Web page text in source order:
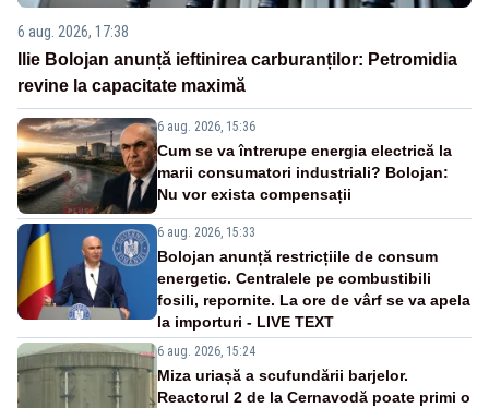
6 aug. 2026, 17:38
Ilie Bolojan anunță ieftinirea carburanților: Petromidia
revine la capacitate maximă
6 aug. 2026, 15:36
Cum se va întrerupe energia electrică la
marii consumatori industriali? Bolojan:
Nu vor exista compensații
6 aug. 2026, 15:33
Bolojan anunță restricțiile de consum
energetic. Centralele pe combustibili
fosili, repornite. La ore de vârf se va apela
la importuri - LIVE TEXT
6 aug. 2026, 15:24
Miza uriașă a scufundării barjelor.
Reactorul 2 de la Cernavodă poate primi o